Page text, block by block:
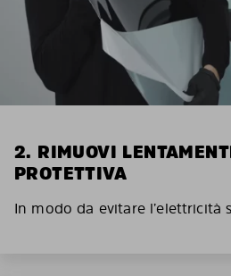
2. RIMUOVI
PROTETTIVA
In modo da evitare l’elettricità